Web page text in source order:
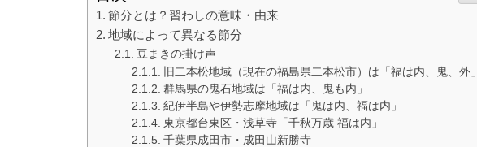
節分とは？習わしの意味・由来
地域によって異なる節分
豆まきの掛け声
旧二本松地域（現在の福島県二本松市）は「福は内、鬼、外」
群馬県の鬼石地域は「福は内、鬼も内」
紀伊半島や伊勢志摩地域は「鬼は内、福は内」
東京都台東区・浅草寺「千秋万歳 福は内」
千葉県成田市・成田山新勝寺